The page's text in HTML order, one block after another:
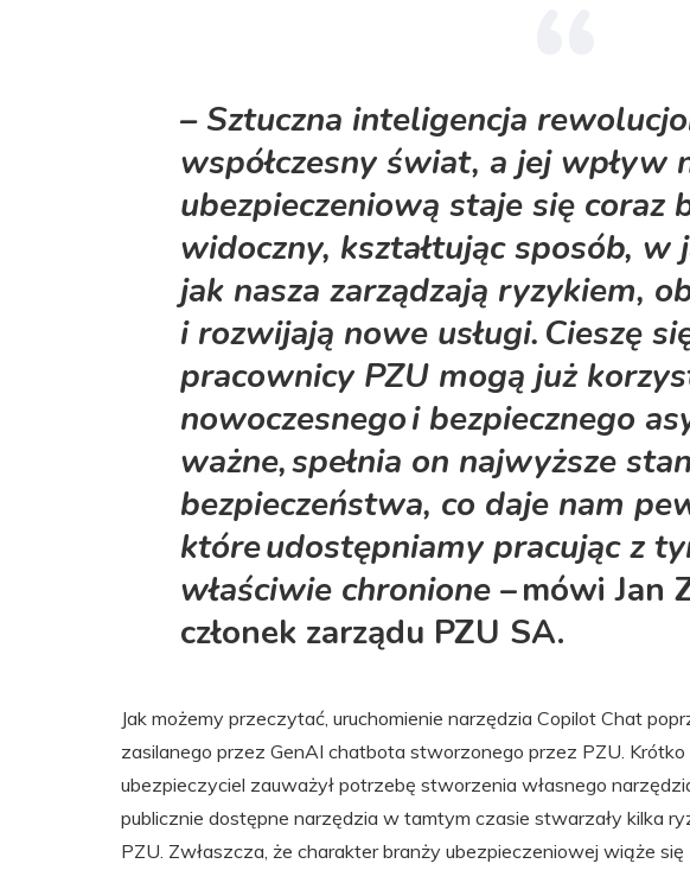
– Sztuczna inteligencja
współczesny świat, a jej wpływ
ubezpieczeniową staje się coraz
widoczny, kształtując sposób,
jak nasza zarządzają ryzykiem,
i rozwijają nowe usługi. Cieszę
pracownicy PZU mogą już
nowoczesnego i bezpiecznego
ważne, spełnia on najwyższe
bezpieczeństwa, co daje nam
które udostępniamy pracując z
właściwie chronione – mówi Jan
członek zarządu PZU SA.
Jak możemy przeczytać, uruchomienie narzędzia Copilot Chat
zasilanego przez GenAI chatbota stworzonego przez PZU. Krótko
ubezpieczyciel zauważył potrzebę stworzenia własnego
publicznie dostępne narzędzia w tamtym czasie stwarzały kilka
PZU. Zwłaszcza, że charakter branży ubezpieczeniowej wiąże